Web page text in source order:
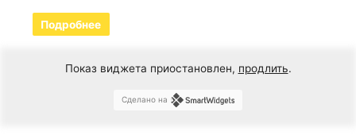
Подробнее
Показ виджета приостановлен, продлить.
Сделано на